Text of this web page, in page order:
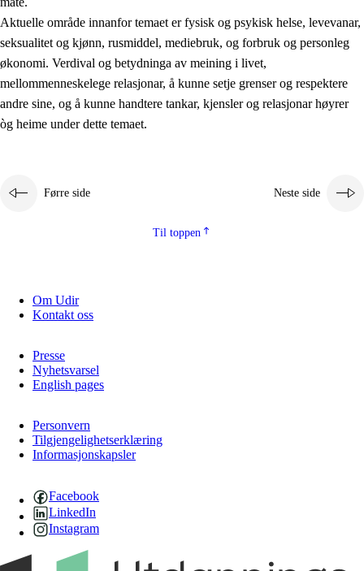
2.2 Kompetanse i faga
2.3 Grunnleggjande ferdigheiter
2.4 Å lære å lære
Tverrfaglege tema
2.5.1 Folkehelse og livsmeistring
Aktuelle område innanfor temaet er fysisk og psykisk helse, levevanar,
seksualitet og kjønn, rusmiddel, mediebruk, og forbruk og personleg
økonomi. Verdival og betydninga av meining i livet,
mellommenneskelege relasjonar, å kunne setje grenser og respektere
andre sine, og å kunne handtere tankar, kjensler og relasjonar høyrer
òg heime under dette temaet.
Førre side Neste side
Til toppen
Om Udir
Kontakt oss
Presse
Nyhetsvarsel
English pages
Personvern
Tilgjengelighetserklæring
Informasjonskapsler
Facebook
LinkedIn
Instagram